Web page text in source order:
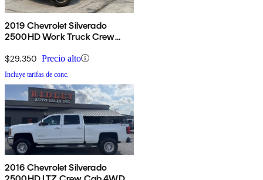
2019 Chevrolet Silverado
2500HD Work Truck Crew
$29,350 Precio alto
Incluye tarifas de conc.
2016 Chevrolet Silverado